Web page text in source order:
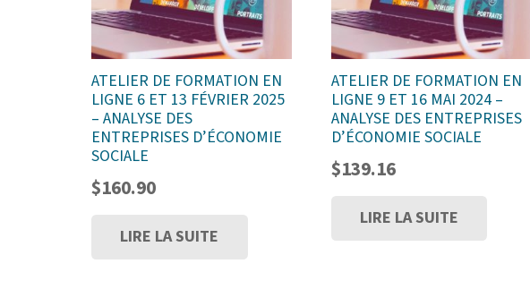
ATELIER DE FORMATION EN
LIGNE 6 ET 13 FÉVRIER 2025
– ANALYSE DES
ENTREPRISES D’ÉCONOMIE
SOCIALE
$160.90
LIRE LA SUITE
ATELIER DE FORMATION EN
LIGNE 9 ET 16 MAI 2024 –
ANALYSE DES ENTREPRISES
D’ÉCONOMIE SOCIALE
$139.16
LIRE LA SUITE